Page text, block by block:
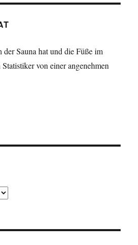
Sauna hat und die Füße im
von einer angenehmen